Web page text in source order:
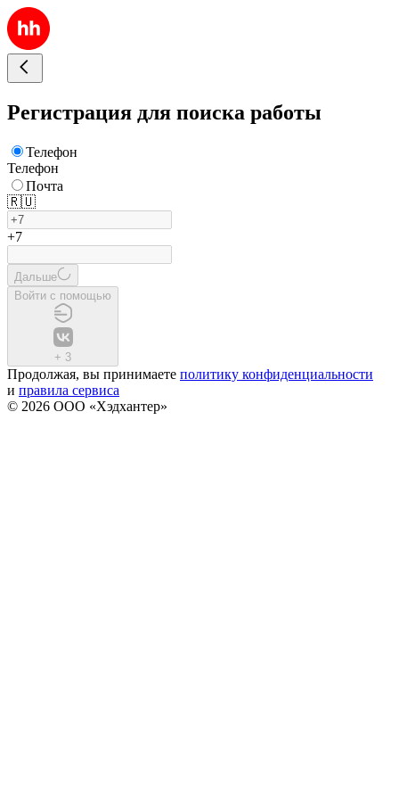
Регистрация для поиска работы
Телефон
Телефон
Почта
🇷🇺
+7
Дальше
Войти с помощью
+ 3
Продолжая, вы принимаете политику конфиденциальности
и правила сервиса
© 2026 ООО «Хэдхантер»